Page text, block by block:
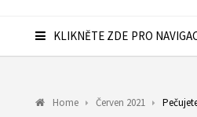
KLIKNĚTE ZDE PRO
Home Červen 2021